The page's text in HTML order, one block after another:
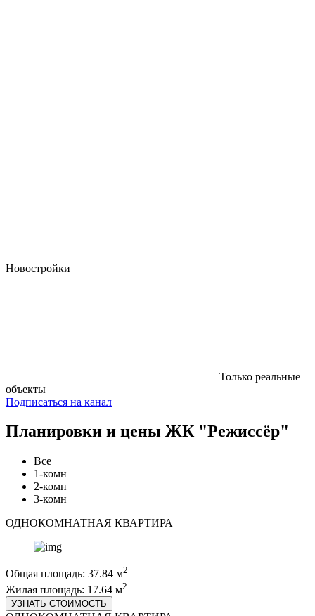
Новостройки
Только реальные
объекты
Подписаться на канал
Планировки и цены ЖК "Режиссёр"
Все
1-комн
2-комн
3-комн
ОДНОКОМНАТНАЯ КВАРТИРА
Общая площадь: 37.84 м2
Жилая площадь: 17.64 м2
УЗНАТЬ СТОИМОСТЬ